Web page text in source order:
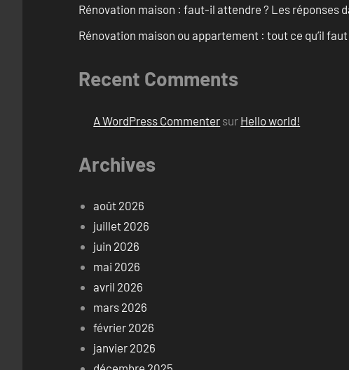
Rénovation maison : faut-il attendre ? Les réponses
Rénovation maison ou appartement : tout ce qu’il
Recent Comments
A WordPress Commenter sur Hello world!
Archives
août 2026
juillet 2026
juin 2026
mai 2026
avril 2026
mars 2026
février 2026
janvier 2026